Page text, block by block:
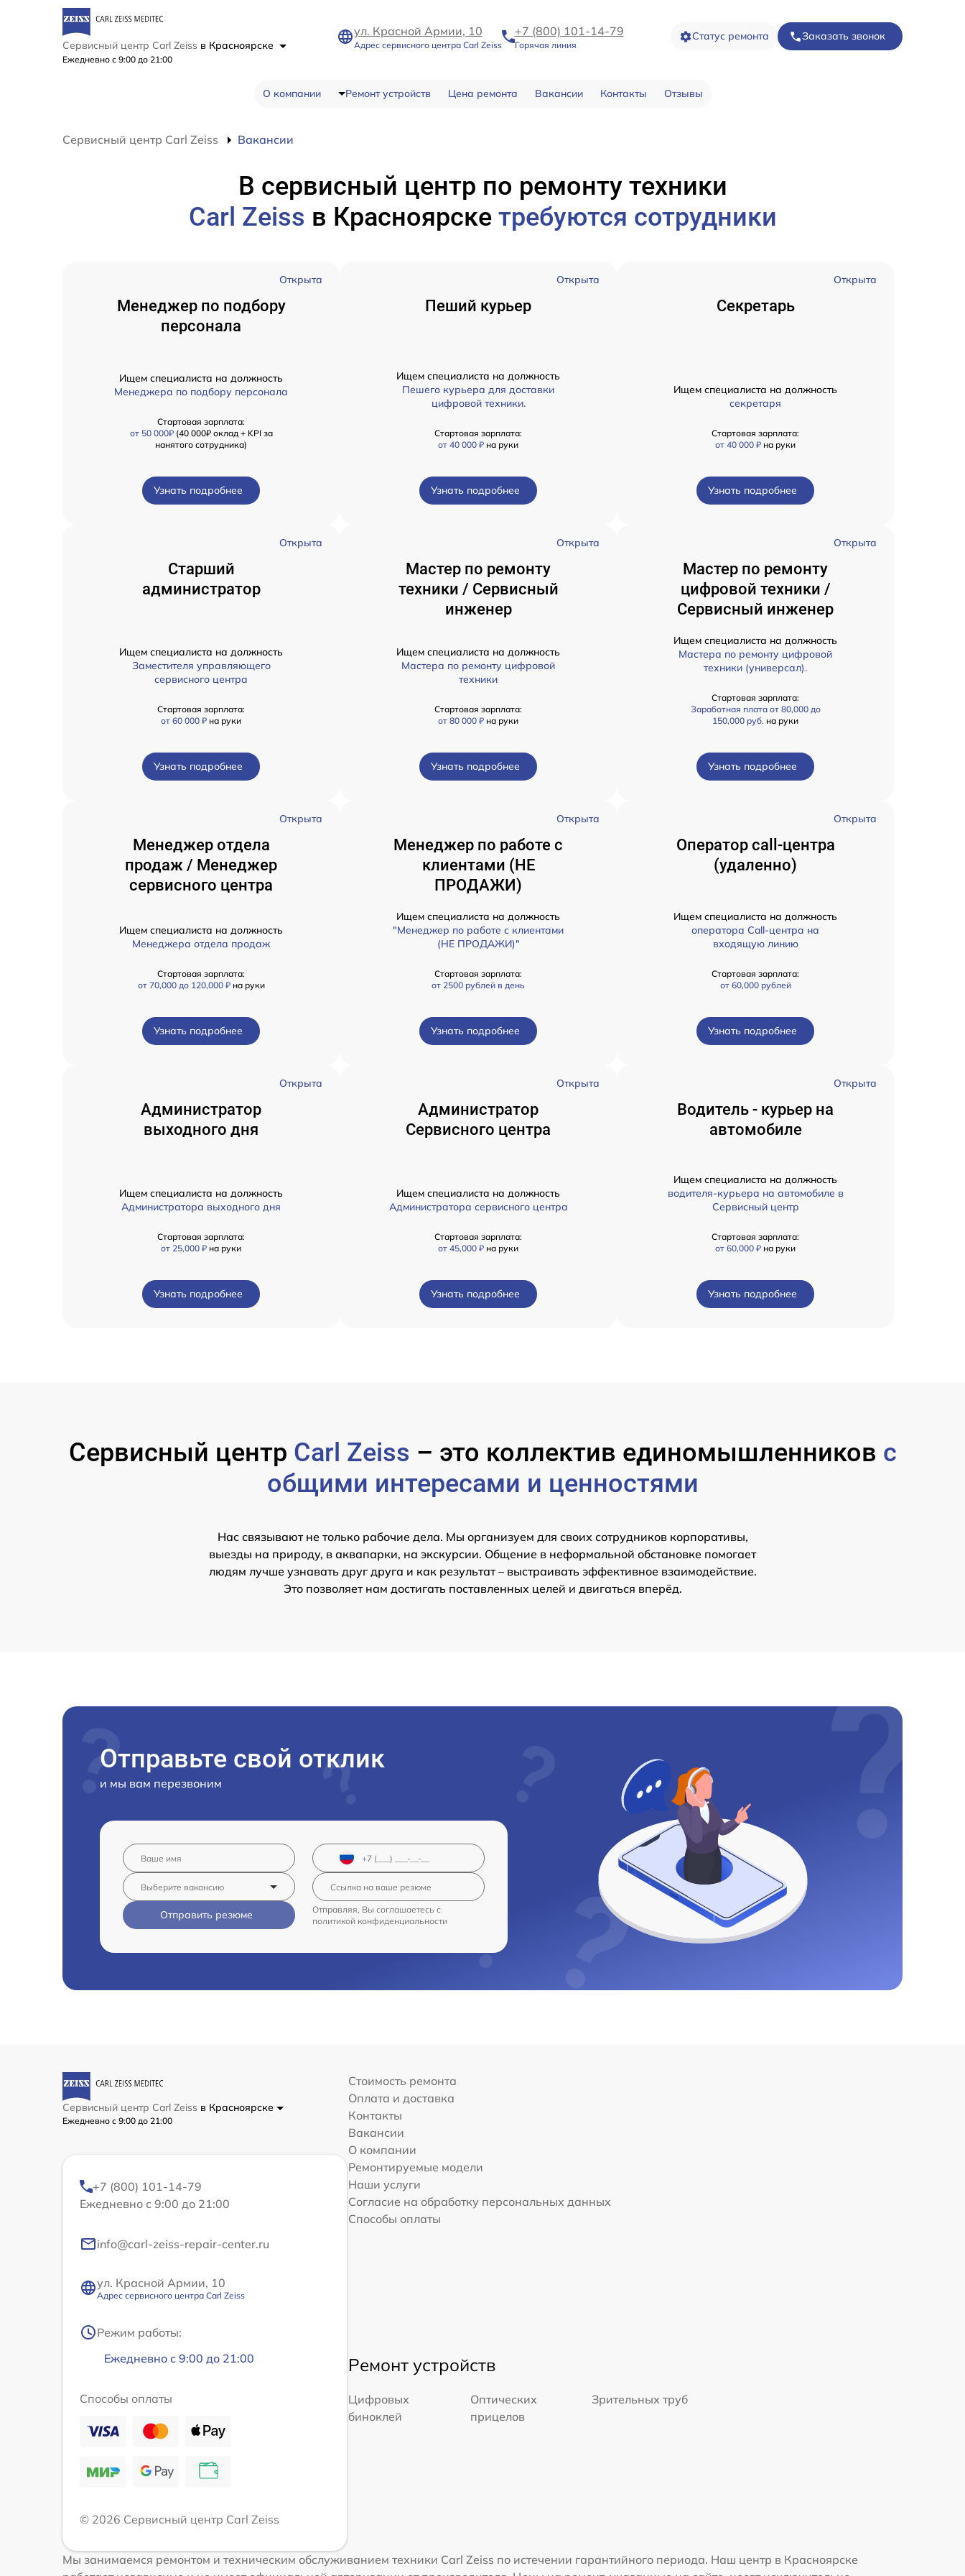
Сервисный центр Carl Zeiss в Красноярске
Ежедневно с 9:00 до 21:00
ул. Красной Армии, 10
Адрес сервисного центра Carl Zeiss
+7 (800) 101-14-79
Горячая линия
Статус ремонта Заказать звонок
О компании Ремонт устройств Цена ремонта Вакансии Контакты Отзывы
Сервисный центр Carl Zeiss Вакансии
В сервисный центр по ремонту техники
Carl Zeiss в Красноярске требуются сотрудники
Открыта
Менеджер по подбору
персонала
Ищем специалиста на должность
Менеджера по подбору персонала
Стартовая зарплата:
от 50 000₽(40 000₽ оклад + KPI за
нанятого сотрудника)
Узнать подробнее
Открыта
Пеший курьер
Ищем специалиста на должность
Пешего курьера для доставки
цифровой техники.
Стартовая зарплата:
от 40 000 ₽ на руки
Узнать подробнее
Открыта
Секретарь
Ищем специалиста на должность
секретаря
Стартовая зарплата:
от 40 000 ₽ на руки
Узнать подробнее
Открыта
Старший
администратор
Ищем специалиста на должность
Заместителя управляющего
сервисного центра
Стартовая зарплата:
от 60 000 ₽ на руки
Узнать подробнее
Открыта
Мастер по ремонту
техники / Сервисный
инженер
Ищем специалиста на должность
Мастера по ремонту цифровой
техники
Стартовая зарплата:
от 80 000 ₽ на руки
Узнать подробнее
Открыта
Мастер по ремонту
цифровой техники /
Сервисный инженер
Ищем специалиста на должность
Мастера по ремонту цифровой
техники (универсал).
Стартовая зарплата:
Заработная плата от 80,000 до
150,000 руб. на руки
Узнать подробнее
Открыта
Менеджер отдела
продаж / Менеджер
сервисного центра
Ищем специалиста на должность
Менеджера отдела продаж
Стартовая зарплата:
от 70,000 до 120,000 ₽ на руки
Узнать подробнее
Открыта
Менеджер по работе с
клиентами (НЕ
ПРОДАЖИ)
Ищем специалиста на должность
"Менеджер по работе с клиентами
(НЕ ПРОДАЖИ)"
Стартовая зарплата:
от 2500 рублей в день
Узнать подробнее
Открыта
Оператор call-центра
(удаленно)
Ищем специалиста на должность
оператора Call-центра на
входящую линию
Стартовая зарплата:
от 60,000 рублей
Узнать подробнее
Открыта
Администратор
выходного дня
Ищем специалиста на должность
Администратора выходного дня
Стартовая зарплата:
от 25,000 ₽ на руки
Узнать подробнее
Открыта
Администратор
Сервисного центра
Ищем специалиста на должность
Администратора сервисного центра
Стартовая зарплата:
от 45,000 ₽ на руки
Узнать подробнее
Открыта
Водитель - курьер на
автомобиле
Ищем специалиста на должность
водителя-курьера на автомобиле в
Сервисный центр
Стартовая зарплата:
от 60,000 ₽ на руки
Узнать подробнее
Сервисный центр Carl Zeiss – это коллектив единомышленников с
общими интересами и ценностями
Нас связывают не только рабочие дела. Мы организуем для своих сотрудников корпоративы,
выезды на природу, в аквапарки, на экскурсии. Общение в неформальной обстановке помогает
людям лучше узнавать друг друга и как результат – выстраивать эффективное взаимодействие.
Это позволяет нам достигать поставленных целей и двигаться вперёд.
Отправьте свой отклик
и мы вам перезвоним
Отправить резюме
Отправляя, Вы соглашаетесь с
политикой конфиденциальности
Сервисный центр Carl Zeiss в Красноярске
Ежедневно с 9:00 до 21:00
+7 (800) 101-14-79
Ежедневно с 9:00 до 21:00
info@carl-zeiss-repair-center.ru
ул. Красной Армии, 10
Адрес сервисного центра Carl Zeiss
Режим работы:
Ежедневно с 9:00 до 21:00
Способы оплаты
© 2026 Сервисный центр Carl Zeiss
Стоимость ремонта
Оплата и доставка
Контакты
Вакансии
О компании
Ремонтируемые модели
Наши услуги
Согласие на обработку персональных данных
Способы оплаты
Ремонт устройств
Цифровых
биноклей
Оптических
прицелов
Зрительных труб
Мы занимаемся ремонтом и техническим обслуживанием техники Carl Zeiss по истечении гарантийного периода. Наш центр в Красноярске